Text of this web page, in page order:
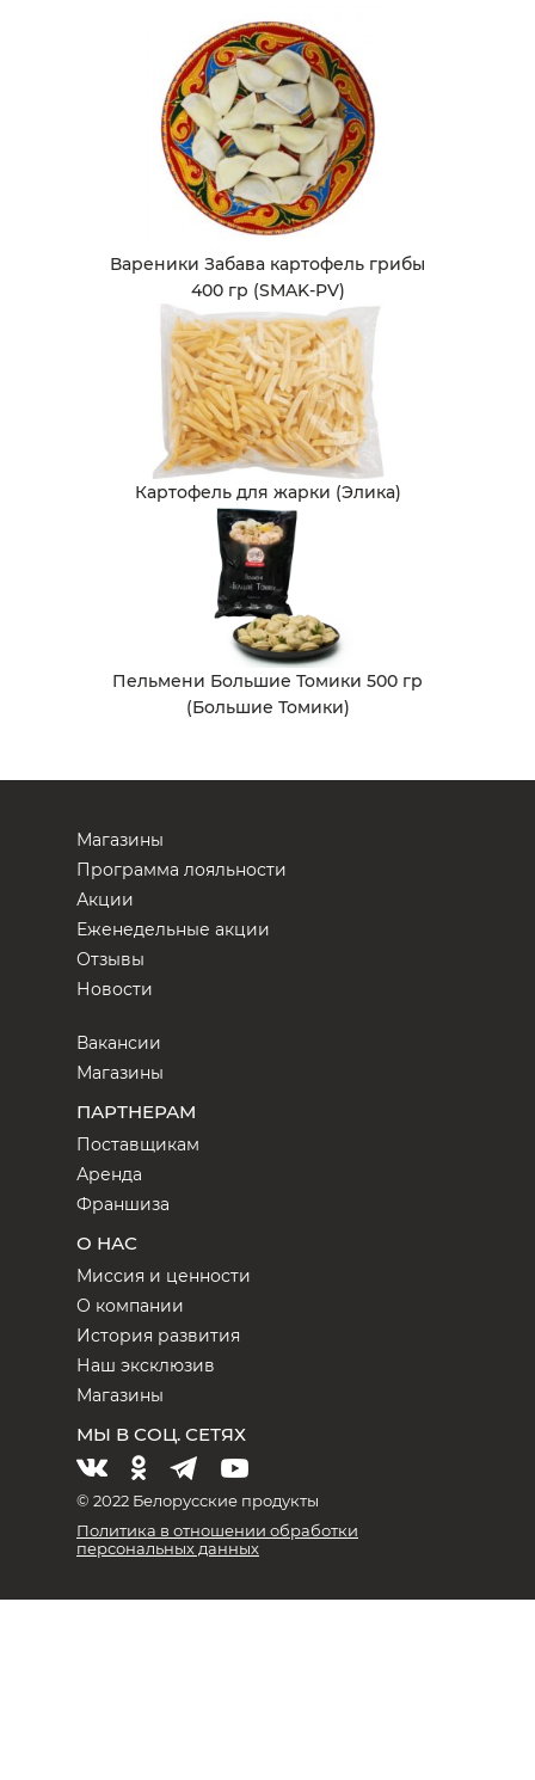
Вареники Забава картофель грибы
400 гр (SMAK-PV)
Картофель для жарки (Элика)
Пельмени Большие Томики 500 гр
(Большие Томики)
Магазины
Программа лояльности
Акции
Еженедельные акции
Отзывы
Новости
Вакансии
Магазины
ПАРТНЕРАМ
Поставщикам
Аренда
Франшиза
О НАС
Миссия и ценности
О компании
История развития
Наш эксклюзив
Магазины
МЫ В СОЦ. СЕТЯХ
© 2022 Белорусские продукты
Политика в отношении обработки
персональных данных